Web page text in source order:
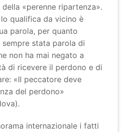
«perenne ripartenza».
lo qualifica da vicino è
parola, per quanto
stata parola di
non ha mai negato a
di ricevere il perdono e di
«Il peccatore deve
del perdono»
internazionale i fatti